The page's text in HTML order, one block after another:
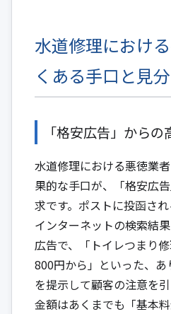
水道修理におけ
くある手口と見
「格安広告」から
水道修理における悪徳業
果的な手口が、「格安広
求です。ポストに投函され
インターネットの検索結
広告で、「トイレつまり
800円から」といった、
を提示して顧客の注意を
金額はあくまでも「基本